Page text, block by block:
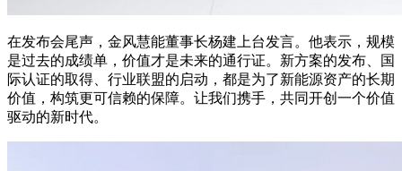
在发布会尾声，金风慧能董事长杨建上台发言。他表示，规模
是过去的成绩单，价值才是未来的通行证。新方案的发布、国
际认证的取得、行业联盟的启动，都是为了新能源资产的长期
价值，构筑更可信赖的保障。让我们携手，共同开创一个价值
驱动的新时代。